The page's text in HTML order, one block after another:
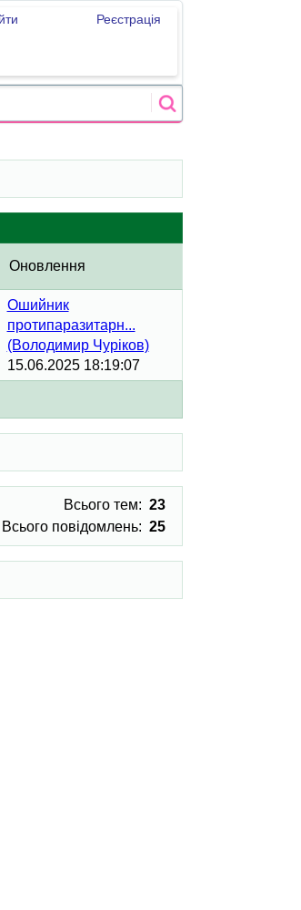
Реєстрація
Оновлення
Ошийник
протипаразитарн...
(Володимир Чуріков)
15.06.2025 18:19:07
Всього тем:23
Всього повідомлень:25